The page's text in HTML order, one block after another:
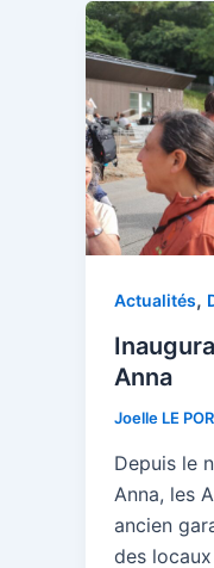
Actualités,
Anna
Joelle LE
Depuis le
Anna, les
ancien
des